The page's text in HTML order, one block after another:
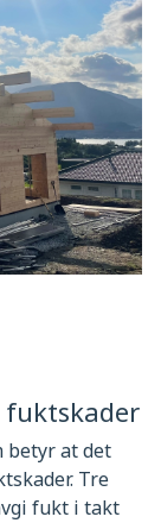
betyr at det
Tre
fukt i takt